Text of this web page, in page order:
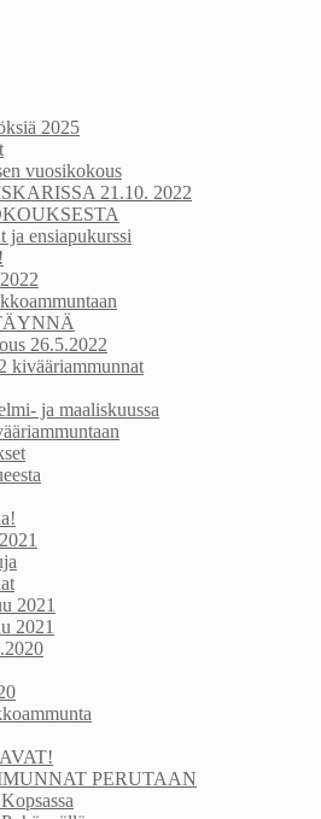
2025
vuosikokous
21.10. 2022
ja ensiapukurssi
26.5.2022
kivääriammunnat
ja maaliskuussa
2021
2021
PERUTAAN